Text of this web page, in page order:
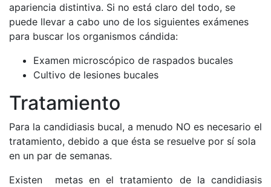
apariencia distintiva. Si no está claro del todo, se
puede llevar a cabo uno de los siguientes exámenes
para buscar los organismos cándida:
Examen microscópico de raspados bucales
Cultivo de lesiones bucales
Tratamiento
Para la candidiasis bucal, a menudo NO es necesario el
tratamiento, debido a que ésta se resuelve por sí sola
en un par de semanas.
Existen metas en el tratamiento de la candidiasis